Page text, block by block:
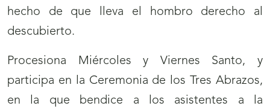
hecho de que lleva el hombro derecho al
descubierto.
Procesiona Miércoles y Viernes Santo, y
participa en la Ceremonia de los Tres Abrazos,
en la que bendice a los asistentes a la